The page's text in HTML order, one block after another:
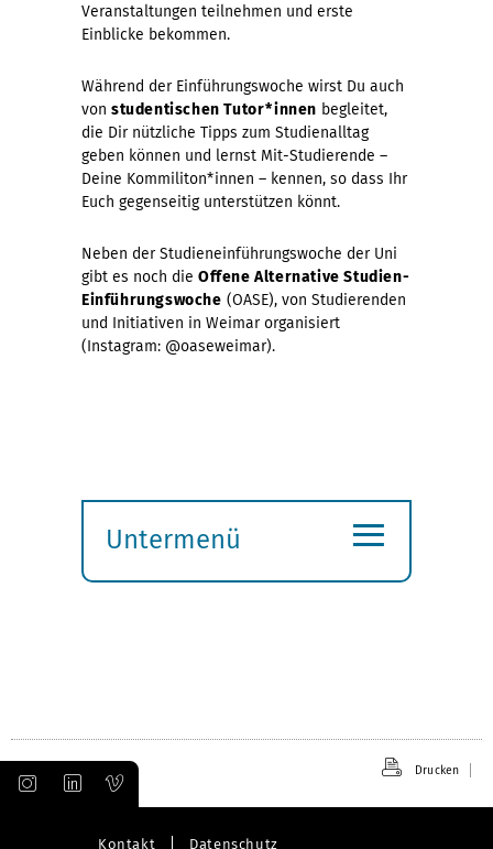
Veranstaltungen teilnehmen und erste
Einblicke bekommen.
Während der Einführungswoche wirst Du auch
von studentischen Tutor*innen begleitet,
die Dir nützliche Tipps zum Studienalltag
geben können und lernst Mit-Studierende –
Deine Kommiliton*innen – kennen, so dass Ihr
Euch gegenseitig unterstützen könnt.
Neben der Studieneinführungswoche der Uni
gibt es noch die Offene Alternative Studien-
Einführungswoche (OASE), von Studierenden
und Initiativen in Weimar organisiert
(Instagram: @oaseweimar).
Untermenü
≡
Drucken
Kontakt Datenschutz